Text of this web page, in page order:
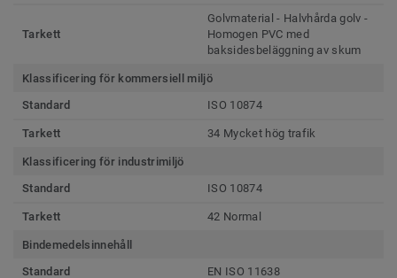
Tarkett
Golvmaterial - Halvhårda golv -
Homogen PVC med
baksidesbeläggning av skum
Klassificering för kommersiell miljö
Standard
ISO 10874
Tarkett 34 Mycket hög trafik
Klassificering för industrimiljö
Standard
ISO 10874
Tarkett 42 Normal
Bindemedelsinnehåll
Standard
EN ISO 11638